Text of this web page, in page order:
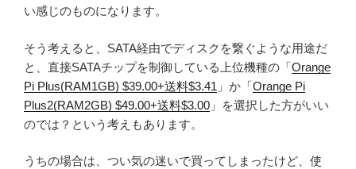
い感じのものになります。
そう考えると、SATA経由でディスクを繋ぐような用途だ
と、直接SATAチップを制御している上位機種の「Orange
Pi Plus(RAM1GB) $39.00+送料$3.41 」か「Orange Pi
Plus2(RAM2GB) $49.00+送料$3.00 」を選択した方がいい
のでは？という考えもあります。
うちの場合は、つい気の迷いで買ってしまったけど、使